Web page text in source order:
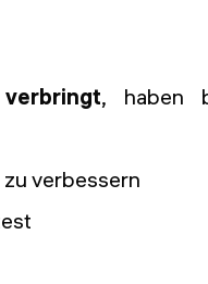
, haben
verbessern